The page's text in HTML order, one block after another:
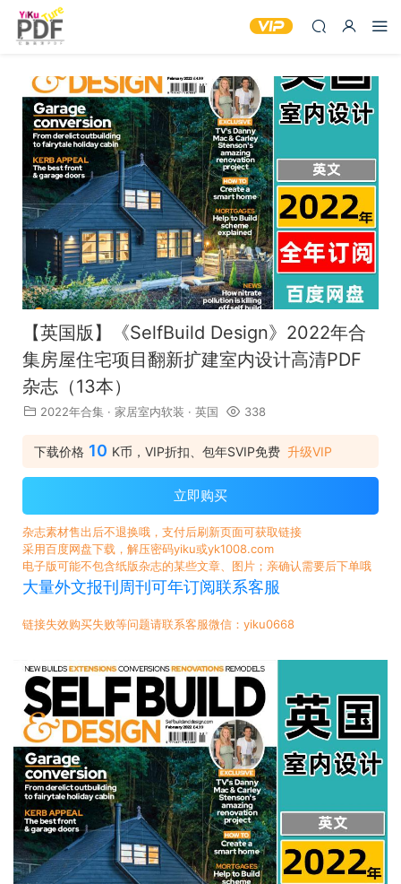
【英国版】《SelfBuild Design》2022年合
集房屋住宅项目翻新扩建室内设计高清PDF
杂志（13本）
2022年合集 · 家居室内软装 · 英国 338
下载价格 10 K币，VIP折扣、包年SVIP免费 升级VIP
立即购买
杂志素材售出后不退换哦，支付后刷新页面可获取链接
采用百度网盘下载，解压密码yiku或yk1008.com
电子版可能不包含纸版杂志的某些文章、图片；亲确认需要后下单哦
大量外文报刊周刊可年订阅联系客服
链接失效购买失败等问题请联系客服微信：yiku0668